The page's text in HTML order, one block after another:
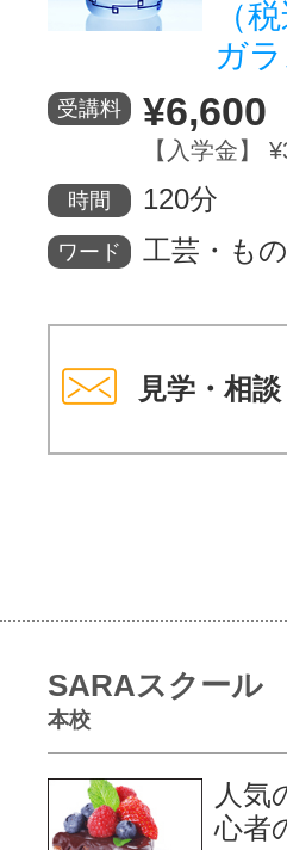
（
ガ
受講料 ¥6,600
【入学金】
時間 120分
ワード 工芸・も
見学・相談
SARAスクール
本校
人気
心者